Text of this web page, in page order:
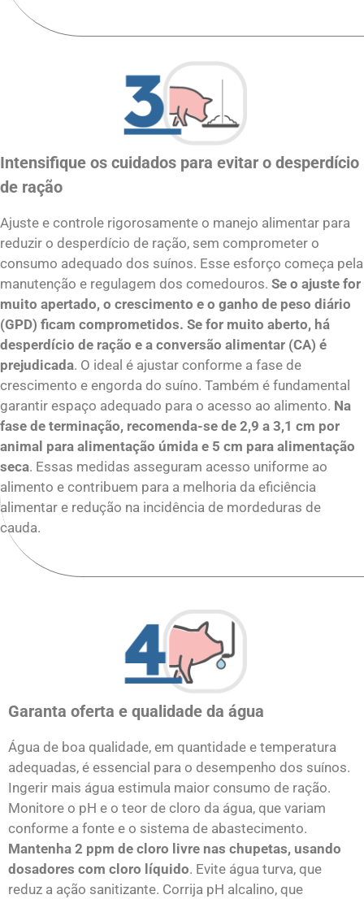
Intensifique os cuidados para evitar o desperdício
de ração
Ajuste e controle rigorosamente o manejo alimentar para
reduzir o desperdício de ração, sem comprometer o
consumo adequado dos suínos. Esse esforço começa pela
manutenção e regulagem dos comedouros. Se o ajuste for
muito apertado, o crescimento e o ganho de peso diário
(GPD) ficam comprometidos. Se for muito aberto, há
desperdício de ração e a conversão alimentar (CA) é
prejudicada. O ideal é ajustar conforme a fase de
crescimento e engorda do suíno. Também é fundamental
garantir espaço adequado para o acesso ao alimento. Na
fase de terminação, recomenda-se de 2,9 a 3,1 cm por
animal para alimentação úmida e 5 cm para alimentação
seca. Essas medidas asseguram acesso uniforme ao
alimento e contribuem para a melhoria da eficiência
alimentar e redução na incidência de mordeduras de
cauda.
Garanta oferta e qualidade da água
Água de boa qualidade, em quantidade e temperatura
adequadas, é essencial para o desempenho dos suínos.
Ingerir mais água estimula maior consumo de ração.
Monitore o pH e o teor de cloro da água, que variam
conforme a fonte e o sistema de abastecimento.
Mantenha 2 ppm de cloro livre nas chupetas, usando
dosadores com cloro líquido. Evite água turva, que
reduz a ação sanitizante. Corrija pH alcalino, que